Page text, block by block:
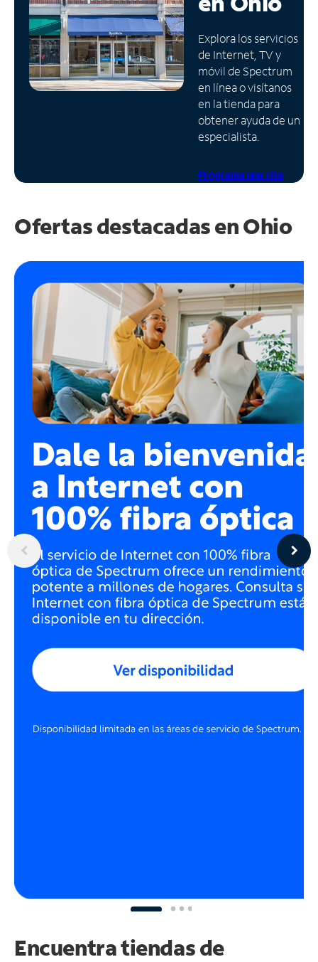
Administrar
cuenta
Encuentra
una
tienda
Explora los servicios
de Internet, TV y
móvil de Spectrum
en línea o visítanos
en la tienda para
obtener ayuda de un
especialista.
Programa una cita
Ofertas destacadas enOhio
Encuentra tiendas de